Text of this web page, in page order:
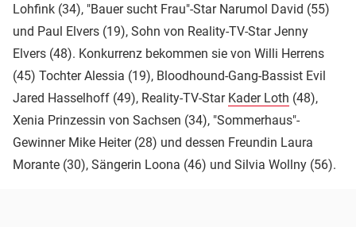
Lohfink (34), "Bauer sucht Frau"-Star Narumol David (55)
und Paul Elvers (19), Sohn von Reality-TV-Star Jenny
Elvers (48). Konkurrenz bekommen sie von Willi Herrens
(45) Tochter Alessia (19), Bloodhound-Gang-Bassist Evil
Jared Hasselhoff (49), Reality-TV-Star Kader Loth (48),
Xenia Prinzessin von Sachsen (34), "Sommerhaus"-
Gewinner Mike Heiter (28) und dessen Freundin Laura
Morante (30), Sängerin Loona (46) und Silvia Wollny (56).